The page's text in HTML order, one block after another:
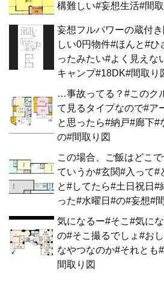
構難しい#妄想生活#間
妄想フルパワーの蔵付
しい0円物件#ほんと#
ったみたい#よく見えな
キャンプ#18DK#間取り
…事故ってる？#このク
て見るタイプなので#ア
と思ったら#納戸#廊下#
の#間取り図
この場合、ご飯はどこ
ていうか#玄関#入って#
と#してたら#土日祝日#
った#水曜日#の#妄想#
気になるー#そこ#気に
の#そこ撮るでしょ#お
なやつなのか#それとも
間取り図